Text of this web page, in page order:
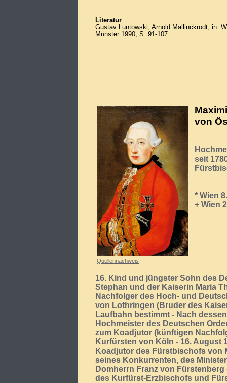
Literatur
Gustav Luntowski, Arnold Mallinckrodt, in:
Münster 1990, S. 91-107.
Quellennachweis
von
seit
* Wien
+ Wien
16. Kind und jüngster Sohn des
Stephan und der Kaiserin Maria
Nachfolger des Hoch- und
von Lothringen (Bruder des
Laufbahn bestimmt - Nach
Hochmeister des Deutschen
zum Koadjutor (künftigen
Kurfürsten von Köln - 16. August
Koadjutor des Fürstbischofs von
seines Konkurrenten, des
Domherrn Franz von Fürstenberg
des Kurfürst-Erzbischofs und